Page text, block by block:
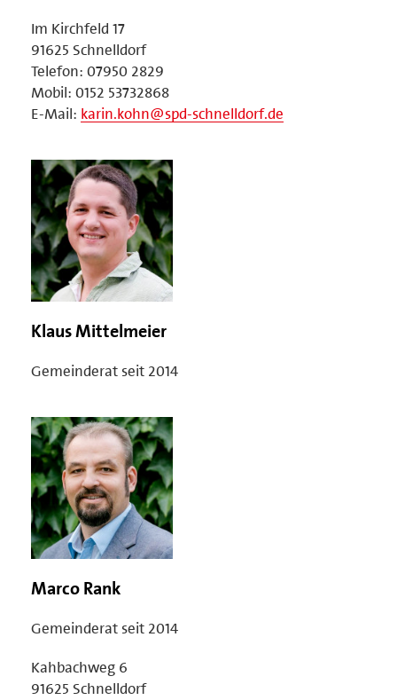
Im Kirchfeld 17
91625 Schnelldorf
Telefon: 07950 2829
Mobil: 0152 53732868
E-Mail: karin.kohn@spd-schnelldorf.de
Klaus Mittelmeier
Gemeinderat seit 2014
Marco Rank
Gemeinderat seit 2014
Kahbachweg 6
91625 Schnelldorf